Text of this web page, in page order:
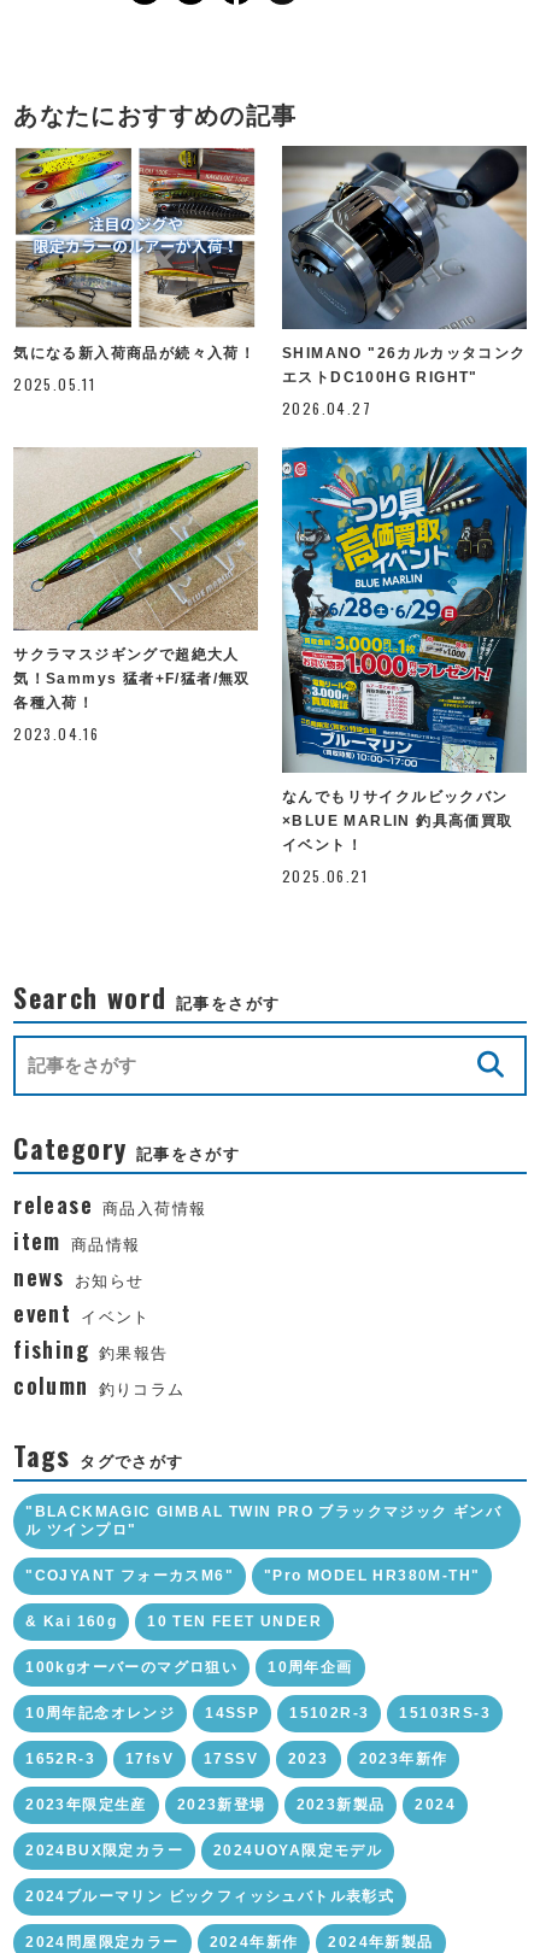
あなたにおすすめの記事
気になる新入荷商品が続々入荷！
2025.05.11
SHIMANO "26カルカッタコンク
エストDC100HG RIGHT"
2026.04.27
サクラマスジギングで超絶大人
気！Sammys 猛者+F/猛者/無双
各種入荷！
2023.04.16
なんでもリサイクルビックバン
×BLUE MARLIN 釣具高価買取
イベント！
2025.06.21
Search word 記事をさがす
Category 記事をさがす
release 商品入荷情報
item 商品情報
news お知らせ
event イベント
fishing 釣果報告
column 釣りコラム
Tags タグでさがす
"BLACKMAGIC GIMBAL TWIN PRO ブラックマジック ギンバ
ル ツインプロ"
"COJYANT フォーカスM6" "Pro MODEL HR380M-TH"
& Kai 160g 10 TEN FEET UNDER
100kgオーバーのマグロ狙い 10周年企画
10周年記念オレンジ 14SSP 15102R-3 15103RS-3
1652R-3 17fsV 17SSV 2023 2023年新作
2023年限定生産 2023新登場 2023新製品 2024
2024BUX限定カラー 2024UOYA限定モデル
2024ブルーマリン ビックフィッシュバトル表彰式
2024問屋限定カラー 2024年新作 2024年新製品